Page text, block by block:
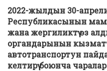
2022-жылдын 30-
Республикасынын
жана жергиликтүү өз
органдарынын
автотранспортун
келтирүү боюнча